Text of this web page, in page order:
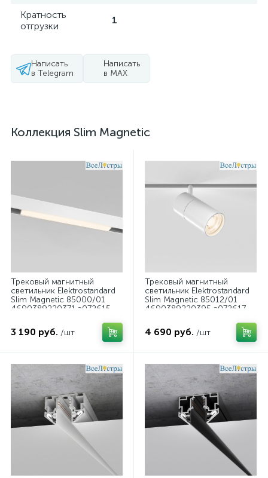
Кратность
отгрузки
1
Написать
в Telegram
Написать
в MAX
Коллекция Slim Magnetic
Трековый магнитный
светильник Elektrostandard
Slim Magnetic 85000/01
4690389220371 a072615
3 190 руб. /шт
Трековый магнитный
светильник Elektrostandard
Slim Magnetic 85012/01
4690389220395 a072617
4 690 руб. /шт